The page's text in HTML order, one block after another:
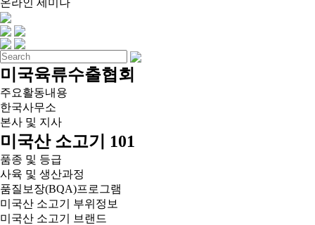
온라인 세미나
미국육류수출협회
주요활동내용
한국사무소
본사 및 지사
미국산 소고기 101
품종 및 등급
사육 및 생산과정
품질보장(BQA)프로그램
미국산 소고기 부위정보
미국산 소고기 브랜드